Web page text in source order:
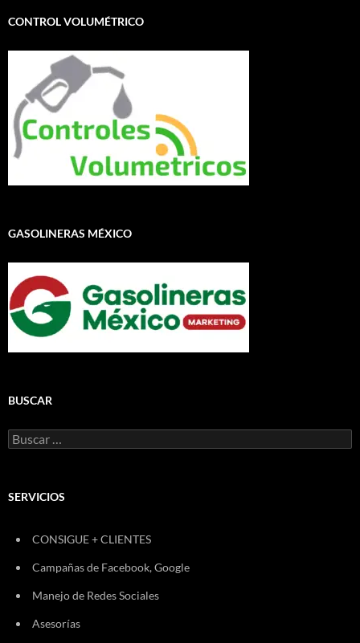
CONTROL VOLUMÉTRICO
GASOLINERAS MÉXICO
BUSCAR
Buscar:
SERVICIOS
CONSIGUE + CLIENTES
Campañas de Facebook, Google
Manejo de Redes Sociales
Asesorías